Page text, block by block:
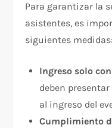
Para garantizar la
asistentes, es
siguientes medidas:
Ingreso solo
deben
al ingreso del
Cumplimiento